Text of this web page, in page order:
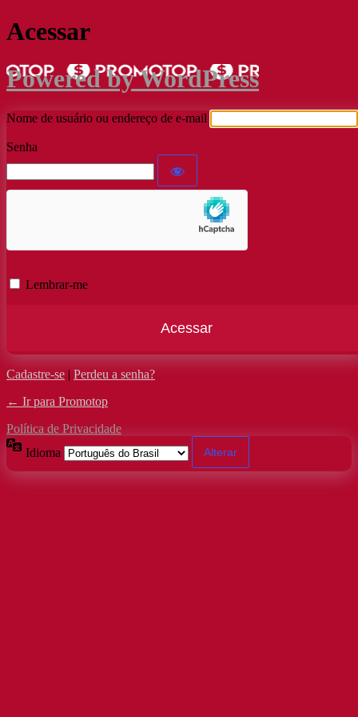
Acessar
Powered by WordPress
Nome de usuário ou endereço de e-mail
Senha
Lembrar-me
Cadastre-se | Perdeu a senha?
← Ir para Promotop
Política de Privacidade
Idioma